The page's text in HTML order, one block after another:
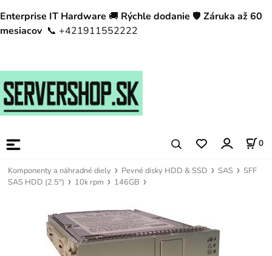
Enterprise IT Hardware 🚚 Rýchle dodanie 🛡️ Záruka až 60
mesiacov 📞 +421911552222
0
Komponenty a náhradné diely Pevné disky HDD & SSD SAS
SFF
SAS HDD (2.5")
10k rpm 146GB